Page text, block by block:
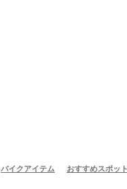
バイクアイテム おすすめスポッ